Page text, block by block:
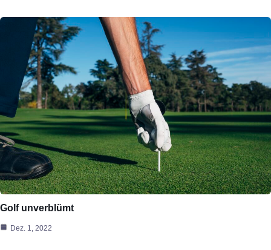
Golf unverblümt
Dez. 1, 2022